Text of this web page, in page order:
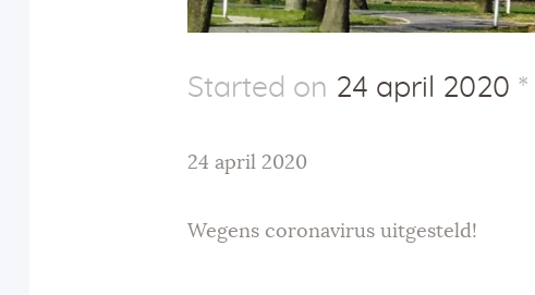
Started on 24 april 2020
24 april 2020
Wegens coronavirus uitgesteld!